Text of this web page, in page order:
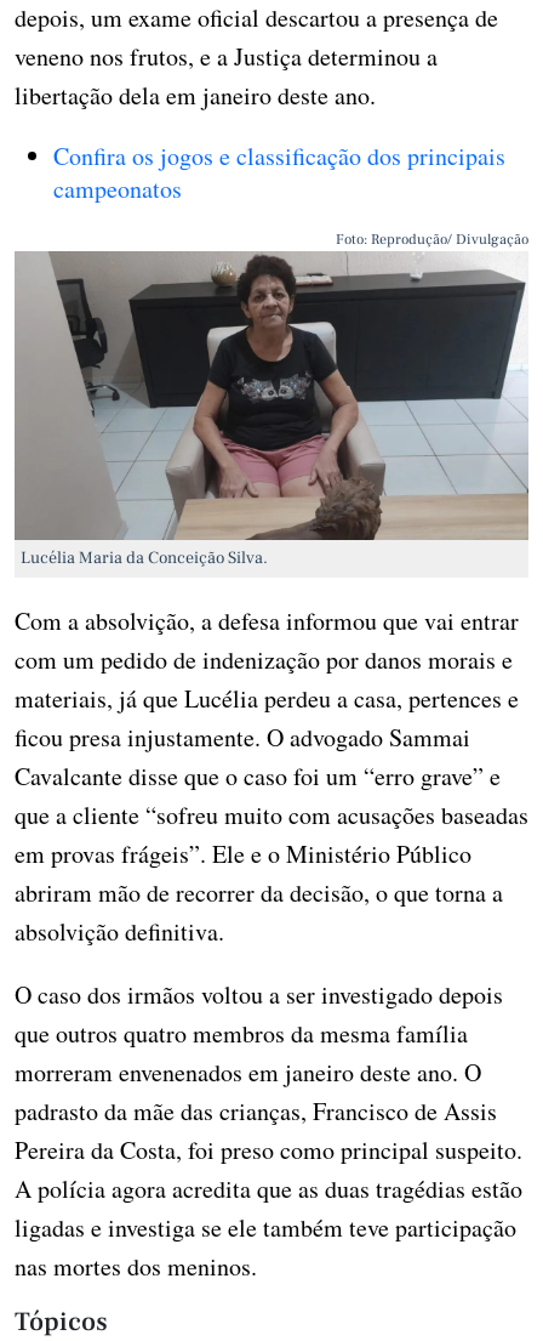
depois, um exame oficial descartou a presença de
veneno nos frutos, e a Justiça determinou a
libertação dela em janeiro deste ano.
Confira os jogos e classificação dos principais
campeonatos
Foto: Reprodução/ Divulgação
Lucélia Maria da Conceição Silva.
Com a absolvição, a defesa informou que vai entrar
com um pedido de indenização por danos morais e
materiais, já que Lucélia perdeu a casa, pertences e
ficou presa injustamente. O advogado Sammai
Cavalcante disse que o caso foi um “erro grave” e
que a cliente “sofreu muito com acusações baseadas
em provas frágeis”. Ele e o Ministério Público
abriram mão de recorrer da decisão, o que torna a
absolvição definitiva.
O caso dos irmãos voltou a ser investigado depois
que outros quatro membros da mesma família
morreram envenenados em janeiro deste ano. O
padrasto da mãe das crianças, Francisco de Assis
Pereira da Costa, foi preso como principal suspeito.
A polícia agora acredita que as duas tragédias estão
ligadas e investiga se ele também teve participação
nas mortes dos meninos.
Tópicos